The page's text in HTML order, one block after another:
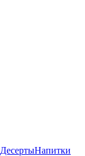
ДесертыНапитки